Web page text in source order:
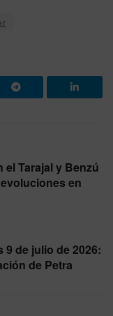
el Tarajal y Benzú
en
de julio de 2026:
de Petra